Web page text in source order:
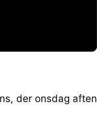
der onsdag aften